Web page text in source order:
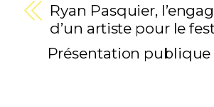
Ryan Pasquier,
d’un artiste pour le
Présentation publique